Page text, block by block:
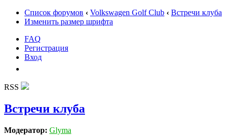
Список форумов ‹ Volkswagen Golf Club ‹ Встречи клуба
Изменить размер шрифта
FAQ
Регистрация
Вход
RSS
Встречи клуба
Модератор: Glyma